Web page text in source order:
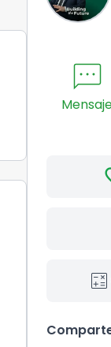
sms
calculate